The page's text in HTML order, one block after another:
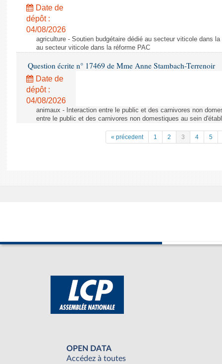
Date de
dépôt :
04/08/2026
agriculture - Soutien budgétaire dédié au secteur viticole dans
au secteur viticole dans la réforme PAC
Question écrite n° 17469 de Mme Anne Stambach-Terrenoir
Date de
dépôt :
04/08/2026
animaux - Interaction entre le public et des carnivores non
entre le public et des carnivores non domestiques au sein
« précedent 1 2 3 4 5
OPEN DATA
Accédez à toutes